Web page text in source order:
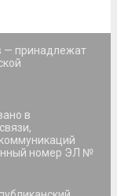
— принадлежат
в
номер ЭЛ №